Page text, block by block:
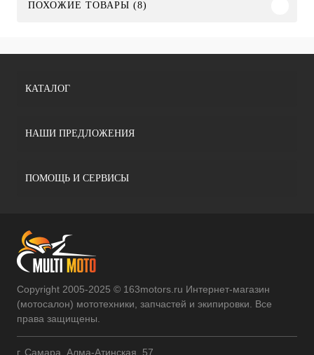
ПОХОЖИЕ ТОВАРЫ (8)
КАТАЛОГ
НАШИ ПРЕДЛОЖЕНИЯ
ПОМОЩЬ И СЕРВИСЫ
Copyright 2005-2025 © 163motors.ru Интернет-магазин
(мотосалон) мототехники, запчастей и экипировки. Все
права защищены.
г. Самара, Алма-Атинская, 57